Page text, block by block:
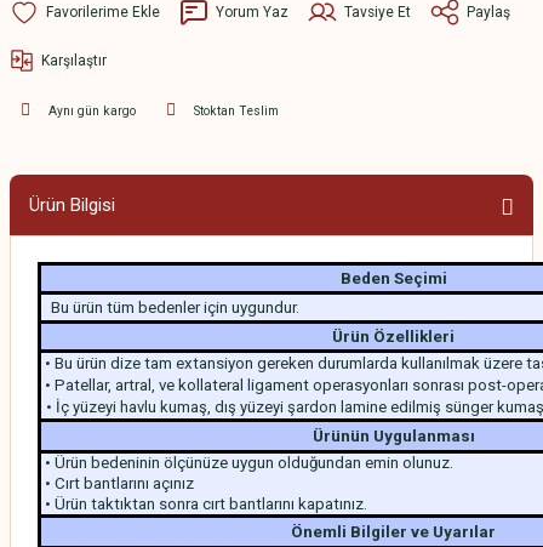
Yorum Yaz Tavsiye Et Paylaş
Karşılaştır
Aynı gün kargo Stoktan Teslim
Ürün Bilgisi
Beden Seçimi
Bu ürün tüm bedenler için uygundur.
Ürün Özellikleri
• Bu ürün dize tam extansiyon gereken durumlarda kullanılmak üzere
• Patellar, artral, ve kollateral ligament operasyonları sonrası post-
• İç yüzeyi havlu kumaş, dış yüzeyi şardon lamine edilmiş sünger
Ürünün Uygulanması
• Ürün bedeninin ölçünüze uygun olduğundan emin olunuz.
• Cırt bantlarını açınız
• Ürün taktıktan sonra cırt bantlarını kapatınız.
Önemli Bilgiler ve Uyarılar